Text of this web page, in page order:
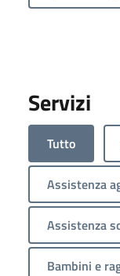
Servizi
Tutto
Assistenza
Assistenza
Bambini e